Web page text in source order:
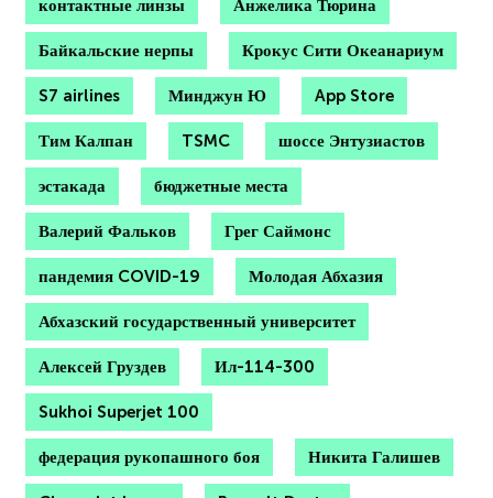
контактные линзы Анжелика Тюрина
Байкальские нерпы Крокус Сити Океанариум
S7 airlines Минджун Ю App Store
Тим Калпан TSMC шоссе Энтузиастов
эстакада бюджетные места
Валерий Фальков Грег Саймонс
пандемия COVID-19 Молодая Абхазия
Абхазский государственный университет
Алексей Груздев Ил-114-300
Sukhoi Superjet 100
федерация рукопашного боя Никита Галишев